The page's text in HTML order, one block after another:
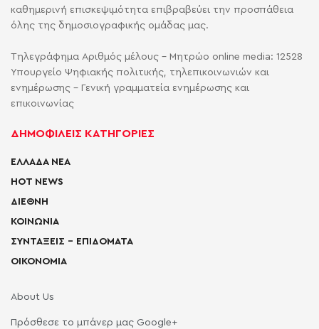
καθημερινή επισκεψιμότητα επιβραβεύει την προσπάθεια
όλης της δημοσιογραφικής ομάδας μας.
Τηλεγράφημα Αριθμός μέλους - Μητρώο online media: 12528
Υπουργείο Ψηφιακής πολιτικής, τηλεπικοινωνιών και
ενημέρωσης - Γενική γραμματεία ενημέρωσης και
επικοινωνίας
ΔΗΜΟΦΙΛΕΙΣ ΚΑΤΗΓΟΡΙΕΣ
ΕΛΛΑΔΑ ΝΕΑ
HOT NEWS
ΔΙΕΘΝΗ
ΚΟΙΝΩΝΙΑ
ΣΥΝΤΑΞΕΙΣ – ΕΠΙΔΟΜΑΤΑ
ΟΙΚΟΝΟΜΙΑ
About Us
Πρόσθεσε το μπάνερ μας Google+